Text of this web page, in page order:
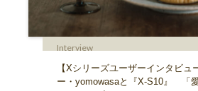
Interview
【Xシリーズユーザーインタビュ
ー・yomowasaと『X-S10』 「